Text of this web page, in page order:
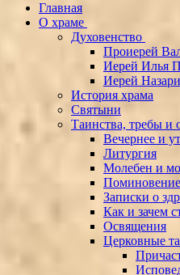
Главная
О храме
Духовенство
Проиерей
Иерей Илья
Иерей
История храма
Святыни
Таинства, требы и
Вечернее и
Литургия
Молебен и
Записки о
Как и зачем
Освящения
Церковные